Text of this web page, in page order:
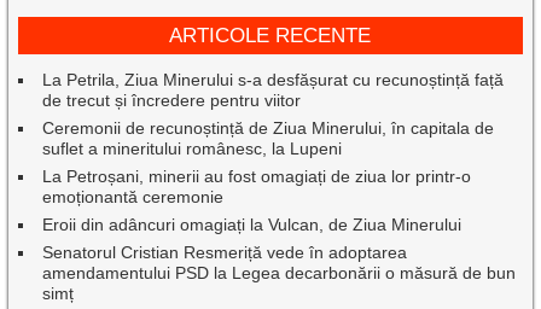
ARTICOLE RECENTE
La Petrila, Ziua Minerului s-a desfășurat cu recunoștință față
de trecut și încredere pentru viitor
Ceremonii de recunoștință de Ziua Minerului, în capitala de
suflet a mineritului românesc, la Lupeni
La Petroșani, minerii au fost omagiați de ziua lor printr-o
emoționantă ceremonie
Eroii din adâncuri omagiați la Vulcan, de Ziua Minerului
Senatorul Cristian Resmeriță vede în adoptarea
amendamentului PSD la Legea decarbonării o măsură de bun
simț